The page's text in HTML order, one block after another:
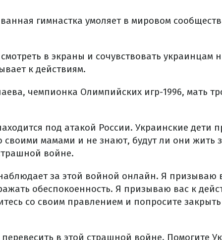
гимнастка умоляет в мировом
в экраны и сочувствовать украинцам
к действиям.
чемпионка Олимпийских игр-1996, мать
под атакой России. Украинские дети
мамами и не знают, будут ли они жить
войне.
за этой войной онлайн. Я призываю
обеспокоенность. Я призываю вас к
со своим правлением и попросите
в этой страшной войне. Помогите